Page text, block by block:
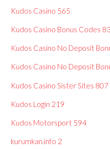
Kudos Casino 565
Kudos Casino Bonus Codes
Kudos Casino No Deposit
Kudos Casino No Deposit
Kudos Casino Sister Sites 807
Kudos Login 219
Kudos Motorsport 594
kurumkan.info 2